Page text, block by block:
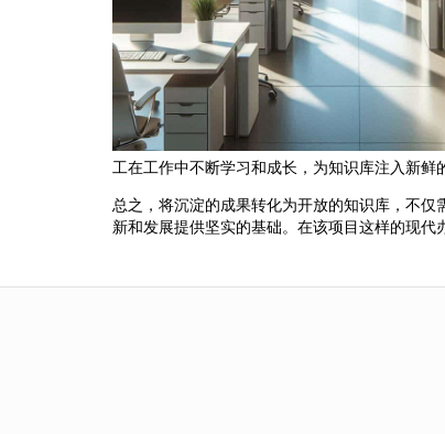
工在工作中不断学习和成长，为知识库注入新鲜
总之，将沉淀的成果转化为开放的知识库，不
新和发展提供坚实的基础。在该项目这样的现代